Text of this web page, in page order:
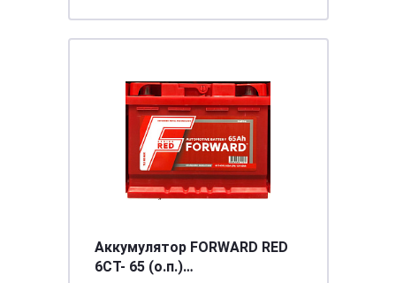
Аккумулятор FORWARD RED
6СТ- 65 (о.п.)